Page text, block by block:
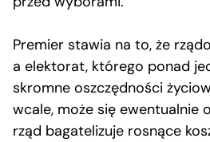
Premier stawia na to, że
a elektorat, którego ponad
skromne oszczędności
wcale, może się ewentualnie
rząd bagatelizuje rosnące